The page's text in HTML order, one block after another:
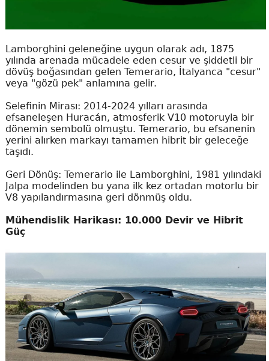
Lamborghini geleneğine uygun olarak adı, 1875
yılında arenada mücadele eden cesur ve şiddetli bir
dövüş boğasından gelen Temerario, İtalyanca "cesur"
veya "gözü pek" anlamına gelir.
Selefinin Mirası: 2014-2024 yılları arasında
efsaneleşen Huracán, atmosferik V10 motoruyla bir
dönemin sembolü olmuştu. Temerario, bu efsanenin
yerini alırken markayı tamamen hibrit bir geleceğe
taşıdı.
Geri Dönüş: Temerario ile Lamborghini, 1981 yılındaki
Jalpa modelinden bu yana ilk kez ortadan motorlu bir
V8 yapılandırmasına geri dönmüş oldu.
Mühendislik Harikası: 10.000 Devir ve Hibrit
Güç